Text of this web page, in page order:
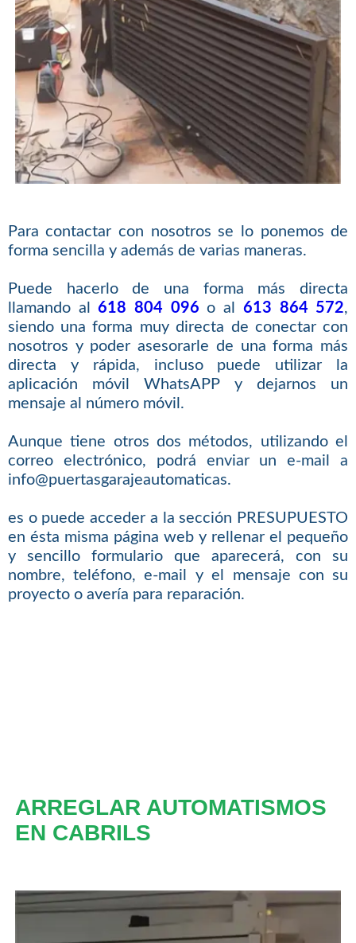
Para contactar con nosotros se lo ponemos de
forma sencilla y además de varias maneras.
Puede hacerlo de una forma más directa
llamando al618 804 096 o al 613 864 572,
siendo una forma muy directa de conectar con
nosotros y poder asesorarle de una forma más
directa y rápida, incluso puede utilizar la
aplicación móvil WhatsAPP y dejarnos un
mensaje al número móvil.
Aunque tiene otros dos métodos, utilizando el
correo electrónico, podrá enviar un e-mail a
info@puertasgarajeautomaticas.
es o puede acceder a la sección PRESUPUESTO
en ésta misma página web y rellenar el pequeño
y sencillo formulario que aparecerá, con su
nombre, teléfono, e-mail y el mensaje con su
proyecto o avería para reparación.
ARREGLAR AUTOMATISMOS
EN CABRILS